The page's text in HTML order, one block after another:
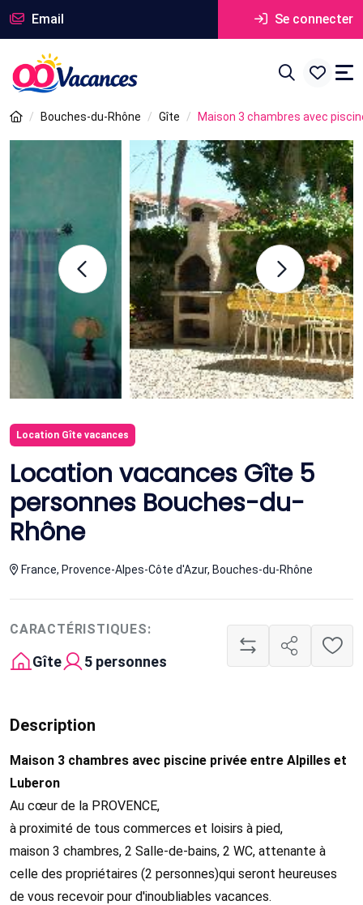
Email Se connecter
Bouches-du-Rhône Gîte Maison 3 chambres avec
Location Gîte vacances
Location vacances Gîte 5
personnes Bouches-du-
Rhône
France, Provence-Alpes-Côte d'Azur, Bouches-du-Rhône
CARACTÉRISTIQUES:
Gîte 5 personnes
Description
Maison 3 chambres avec piscine privée entre Alpilles et
Luberon
Au cœur de la PROVENCE,
à proximité de tous commerces et loisirs à pied,
maison 3 chambres, 2 Salle-de-bains, 2 WC, attenante à
celle des propriétaires (2 personnes)qui seront heureuses
de vous recevoir pour d'inoubliables vacances.